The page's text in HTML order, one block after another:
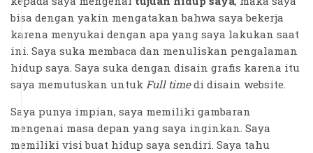
bisa dengan yakin mengatakan bahwa saya bekerja
karena menyukai dengan apa yang saya lakukan saat
ini. Saya suka membaca dan menuliskan pengalaman
hidup saya. Saya suka dengan disain grafis karena itu
saya memutuskan untuk Full timedi disain website.
Saya punya impian, saya memiliki gambaran
mengenai masa depan yang saya inginkan. Saya
memiliki visi buat hidup saya sendiri. Saya tahu